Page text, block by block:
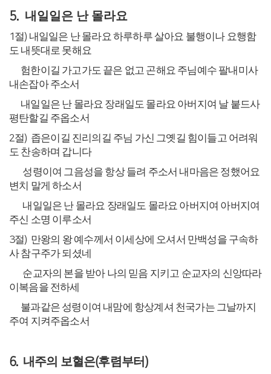
5. 내일일은 난 몰라요
1절) 내일일은 난 몰라요 하루하루 살아요 불행이나 요행함
도 내뜻대로 못해요
험한이길 가고가도 끝은 없고 곤해요 주님예수 팔내미사
내손잡아 주소서
내일일은 난 몰라요 장래일도 몰라요 아버지여 날 붙드사
평탄할길 주옵소서
2절) 좁은이길 진리의길 주님 가신 그옛길 힘이들고 어려워
도 찬송하며 갑니다
성령이여 그음성을 항상 들려 주소서 내마음은 정했어요
변치 말게 하소서
내일일은 난 몰라요 장래일도 몰라요 아버지여 아버지여
주신 소명 이루소서
3절) 만왕의 왕 예수께서 이세상에 오셔서 만백성을 구속하
사 참구주가 되셨네
순교자의 본을 받아 나의 믿음 지키고 순교자의 신앙따라
이복음을 전하세
불과같은 성령이여 내맘에 항상계셔 천국가는 그날까지
주여 지켜주옵소서
6. 내주의 보혈은(후렴부터 )